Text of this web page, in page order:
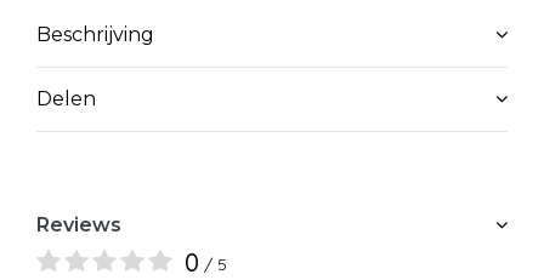
Beschrijving
Delen
Reviews
0 / 5